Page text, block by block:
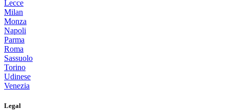
Lecce
Milan
Monza
Napoli
Parma
Roma
Sassuolo
Torino
Udinese
Venezia
Legal